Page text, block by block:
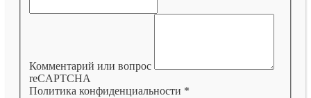
Комментарий или вопрос
reCAPTCHA
Политика конфиденциальности *